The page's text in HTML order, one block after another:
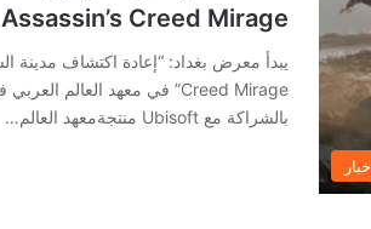
Assassin’s Creed Mirage
بالشراكة مع Ubisoft منتجةمعهد العالم…